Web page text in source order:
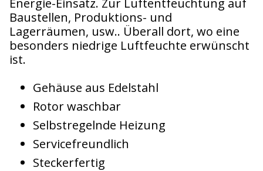
Energie-Einsatz. Zur Luftentfeuchtung auf
Baustellen, Produktions- und
Lagerräumen, usw.. Überall dort, wo eine
besonders niedrige Luftfeuchte erwünscht
ist.
Gehäuse aus Edelstahl
Rotor waschbar
Selbstregelnde Heizung
Servicefreundlich
Steckerfertig